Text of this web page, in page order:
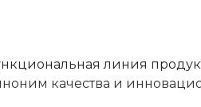
линия
качества и